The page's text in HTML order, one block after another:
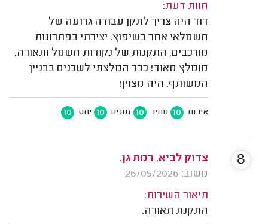
חוות דעת:
דוד היה צריך לתקן עבודה גרועה של
חשמלאי אחר בשיפוץ. יצירתי בפתרונות
מורכבים, התקנות של נקודות חשמל ותאורה.
מומלץ מאוד! כבר המלצתי לשכנים בבניין
המשותף. היה מצוין!
איכות 10 מחיר 10 זמנים 10 יחס 10
צדוק לביא, רמת גן.
משוב: 26/05/2026
תיאור השירות:
התקנת תאורה.
8